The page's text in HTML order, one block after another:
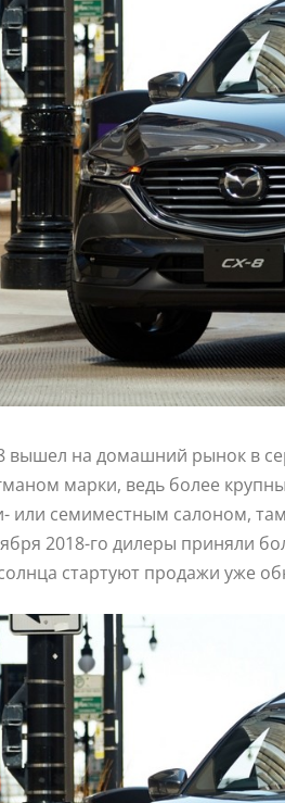
вышел на домашний рынок в
марки, ведь более
или семиместным салоном,
2018-го дилеры приняли
стартуют продажи уже